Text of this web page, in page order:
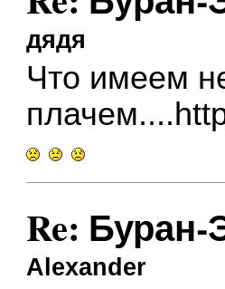
дядя
Что имеем
плачем....
Re: Буран-
Alexander